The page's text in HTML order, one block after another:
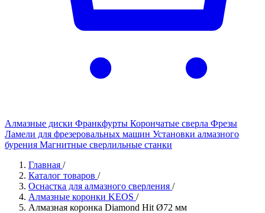
Алмазные диски Франкфурты Корончатые сверла Фрезы
Ламели для фрезеровальных машин Установки алмазного
бурения Магнитные сверлильные станки
Главная /
Каталог товаров /
Оснастка для алмазного сверления /
Алмазные коронки KEOS /
Алмазная коронка Diamond Hit Ø72 мм